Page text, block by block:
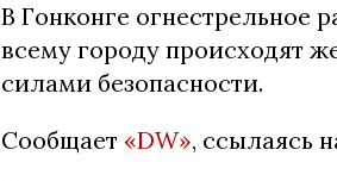
В Гонконге огнестрельное
всему городу происходят
силами безопасности.
Сообщает «DW», ссылаясь